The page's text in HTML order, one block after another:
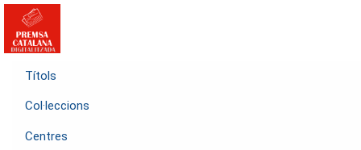
Títols
Col·leccions
Centres